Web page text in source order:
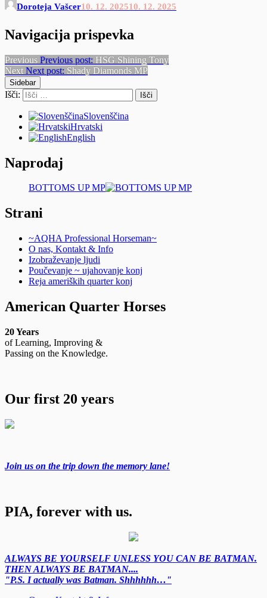
Doroteja Vašcer10. 12. 202510. 12. 2025
Navigacija prispevka
Previous Previous post: HSG Shining Tony
Next Next post: Shady Diamonds MP
Sidebar
Išči:
Slovenščina
Hrvatski
English
Naprodaj
BOTTOMS UP MP
Strani
~AQHA Professional Horseman~
O nas, Kontakt & Info
Izobraževanje ljudi
Poučevanje ~ ujahovanje konj
Reja ameriških quarter konj
American Quarter Horses
20 Years
of Learning, Improving &
Passing on the Knowledge.
Our first 20 years
Join us on the trip down the memory lane!
PIA, forever with us.
ALWAYS BE YOURSELF UNLESS YOU CAN BE BATMAN.
THEN ALWAYS BE BATMAN....
"P.S. I actually was Batman. Shhhhhh…"